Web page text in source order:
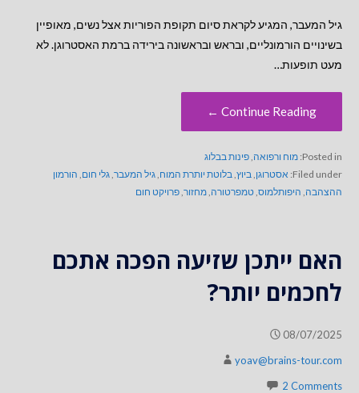
גיל המעבר, המגיע לקראת סיום תקופת הפוריות אצל נשים, מאופיין
בשינויים הורמונליים, ובראש ובראשונה בירידה ברמת האסטרוגן. לא
מעט תופעות…
Continue Reading ←
Posted in: מוח ורפואה,פינות בבלוג
Filed under: אסטרוגן,ביוץ,בלוטת יותרת המוח,גיל המעבר,גלי חום, הורמון
ההצהבה, היפותלמוס,טמפרטורה,מחזור,פרויקט חום
האם ייתכן שזיעה הפכה אתכם
לחכמים יותר?
08/07/2025
yoav@brains-tour.com
2 Comments